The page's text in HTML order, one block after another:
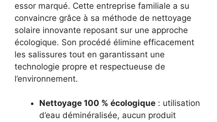
essor marqué. Cette entreprise familiale a su
convaincre grâce à sa méthode de nettoyage
solaire innovante reposant sur une approche
écologique. Son procédé élimine efficacement
les salissures tout en garantissant une
technologie propre et respectueuse de
l’environnement.
Nettoyage 100 % écologique : utilisation
d’eau déminéralisée, aucun produit